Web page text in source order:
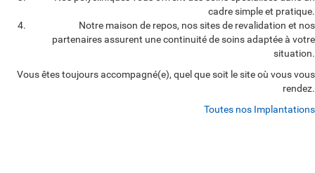
cadre simple et pratique.
Notre maison de repos, nos sites de revalidation et nos
partenaires assurent une continuité de soins adaptée à votre
situation.
Vous êtes toujours accompagné(e), quel que soit le site où vous vous
rendez.
Toutes nos Implantations